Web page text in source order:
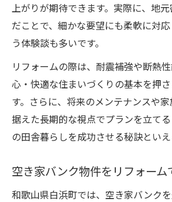
上がりが期待できます。実際に、地
だことで、細かな要望にも柔軟に対
う体験談も多いです。
リフォームの際は、耐震補強や断熱
心・快適な住まいづくりの基本を押
す。さらに、将来のメンテナンスや
据えた長期的な視点でプランを立て
の田舎暮らしを成功させる秘訣といえ
空き家バンク物件をリフォーム
和歌山県白浜町では、空き家バンク